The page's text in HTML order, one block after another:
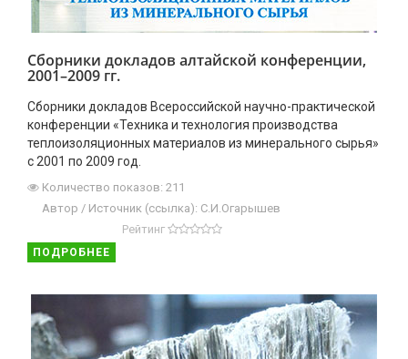
Сборники докладов алтайской конференции,
2001–2009 гг.
Сборники докладов Всероссийской научно-практической
конференции «Техника и технология производства
теплоизоляционных материалов из минерального сырья»
с 2001 по 2009 год.
Количество показов: 211
Автор / Источник (ссылка): С.И.Огарышев
Рейтинг
ПОДРОБНЕЕ